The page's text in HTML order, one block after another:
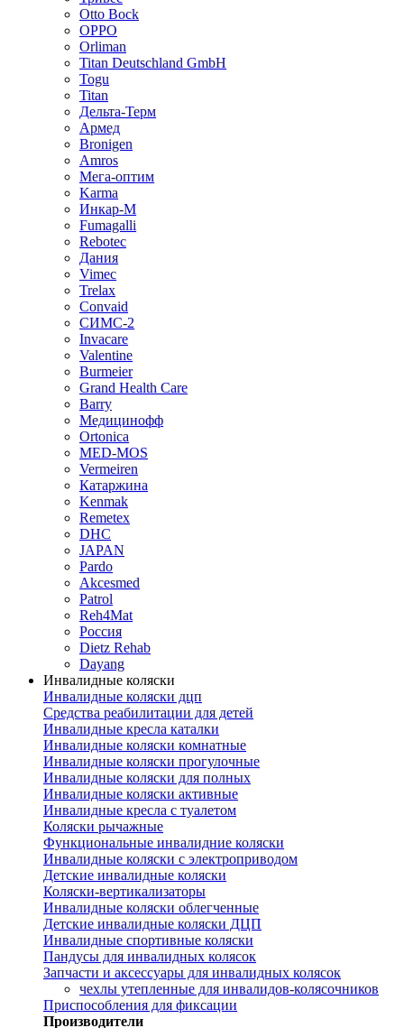
Otto Bock
OPPO
Orliman
Titan Deutschland GmbH
Togu
Titan
Дельта-Терм
Армед
Bronigen
Amros
Мега-оптим
Karma
Инкар-М
Fumagalli
Rebotec
Дания
Vimec
Trelax
Convaid
СИМС-2
Invacare
Valentine
Burmeier
Grand Health Care
Barry
Медицинофф
Ortonica
MED-MOS
Vermeiren
Катаржина
Kenmak
Remetex
DHC
JAPAN
Pardo
Akcesmed
Patrol
Reh4Mat
Россия
Dietz Rehab
Dayang
Инвалидные коляски
Инвалидные коляски дцп
Средства реабилитации для детей
Инвалидные кресла каталки
Инвалидные коляски комнатные
Инвалидные коляски прогулочные
Инвалидные коляски для полных
Инвалидные коляски активные
Инвалидные кресла с туалетом
Коляски рычажные
Функциональные инвалидние коляски
Инвалидные коляски с электроприводом
Детские инвалидные коляски
Коляски-вертикализаторы
Инвалидные коляски облегченные
Детские инвалидные коляски ДЦП
Инвалидные спортивные коляски
Пандусы для инвалидных колясок
Запчасти и аксессуары для инвалидных колясок
чехлы утепленные для инвалидов-колясочников
Приспособления для фиксации
Производители